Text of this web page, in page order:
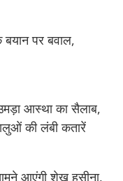
बयान पर बवाल,
उमड़ा आस्था का सैलाब,
की लंबी कतारें
आएंगी शेख हसीना,